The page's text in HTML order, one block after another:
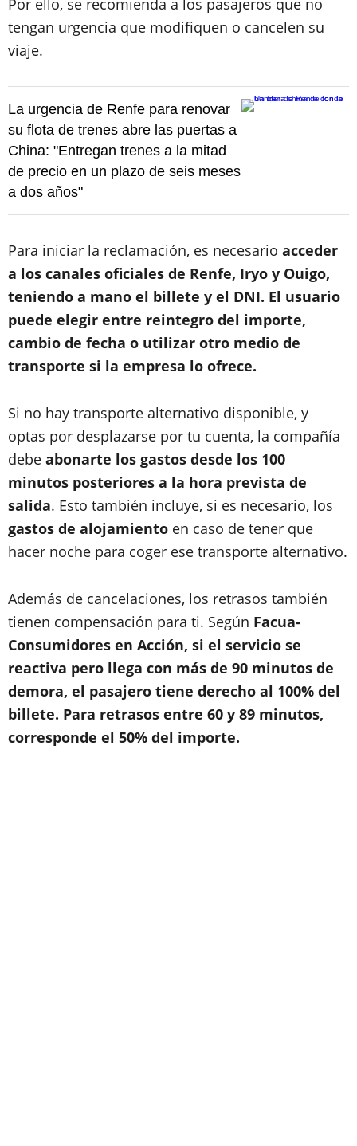
Por ello, se recomienda a los pasajeros que no
tengan urgencia que modifiquen o cancelen su
viaje.
La urgencia de Renfe para renovar
su flota de trenes abre las puertas a
China: "Entregan trenes a la mitad
de precio en un plazo de seis meses
a dos años"
Para iniciar la reclamación, es necesario acceder
a los canales oficiales de Renfe, Iryo y Ouigo,
teniendo a mano el billete y el DNI. El usuario
puede elegir entre reintegro del importe,
cambio de fecha o utilizar otro medio de
transporte si la empresa lo ofrece.
Si no hay transporte alternativo disponible, y
optas por desplazarse por tu cuenta, la compañía
debe abonarte los gastos desde los 100
minutos posteriores a la hora prevista de
salida. Esto también incluye, si es necesario, los
gastos de alojamiento en caso de tener que
hacer noche para coger ese transporte alternativo.
Además de cancelaciones, los retrasos también
tienen compensación para ti. Según Facua-
Consumidores en Acción, si el servicio se
reactiva pero llega con más de 90 minutos de
demora, el pasajero tiene derecho al 100% del
billete. Para retrasos entre 60 y 89 minutos,
corresponde el 50% del importe.